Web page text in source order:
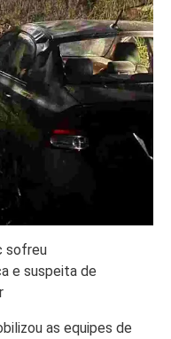
sofreu
e suspeita de
as equipes de